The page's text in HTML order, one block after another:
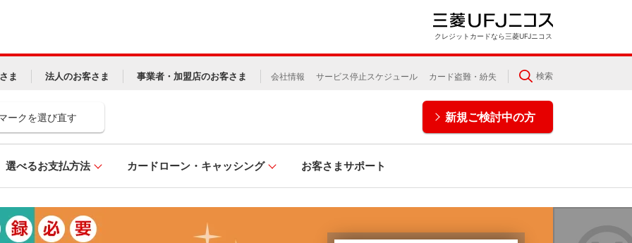
クレジットカードなら三菱UFJニコス
ま 法人のお客さま 事業者・加盟店のお客さま 会社情報 サービス停止スケジュール カード盗難・紛失 検索
ークを選び直す 新規ご検討中の方
選べるお支払方法 カードローン・キャッシング お客さまサポート